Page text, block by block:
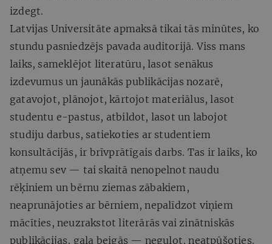
izdegt.
Latvijas Universitāte apmaksā tikai tās minūtes, ko
stundu pasniedzējs pavada auditorijā. Viss mans
laiks, sameklējot literatūru, lasot senākus
izdevumus un jaunākās publikācijas nozarē,
gatavojot, plānojot, kārtojot materiālus, lasot
studentu e-pastus, atbildot, lasot un labojot
studiju darbus, satiekoties ar studentiem
konsultācijās, ir brīvprātīgais darbs. Tas ir laiks, ko
atņemu sev — tai skaitā nenopelnot naudu
rēķiniem un bērnu ziemas zābakiem,
neaprunājoties ar bērniem, nepalīdzot viņiem
mācīties, neuzrakstot literārās vai zinātniskās
publikācijas, gala beigās — neguļot, neatpūšoties.